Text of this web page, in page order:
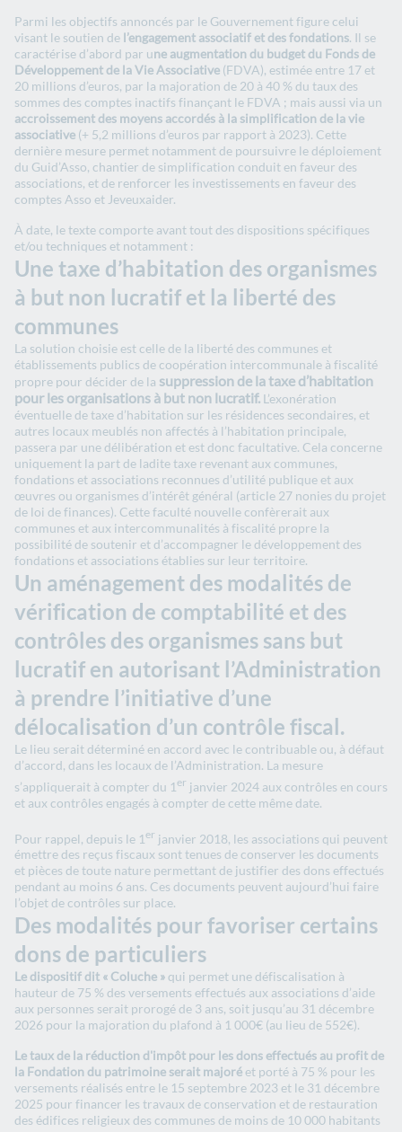
Parmi les objectifs annoncés par le Gouvernement figure celui
visant le soutien de l’engagement associatif et des fondations. Il se
caractérise d’abord par une augmentation du budget du Fonds de
Développement de la Vie Associative (FDVA), estimée entre 17 et
20 millions d’euros, par la majoration de 20 à 40 % du taux des
sommes des comptes inactifs finançant le FDVA ; mais aussi via un
accroissement des moyens accordés à la simplification de la vie
associative (+ 5,2 millions d’euros par rapport à 2023). Cette
dernière mesure permet notamment de poursuivre le déploiement
du Guid’Asso, chantier de simplification conduit en faveur des
associations, et de renforcer les investissements en faveur des
comptes Asso et Jeveuxaider.
À date, le texte comporte avant tout des dispositions spécifiques
et/ou techniques et notamment :
Une taxe d’habitation des organismes
à but non lucratif et la liberté des
communes
La solution choisie est celle de la liberté des communes et
établissements publics de coopération intercommunale à fiscalité
propre pour décider de la suppression de la taxe d’habitation
pour les organisations à but non lucratif. L’exonération
éventuelle de taxe d’habitation sur les résidences secondaires, et
autres locaux meublés non affectés à l’habitation principale,
passera par une délibération et est donc facultative. Cela concerne
uniquement la part de ladite taxe revenant aux communes,
fondations et associations reconnues d’utilité publique et aux
œuvres ou organismes d’intérêt général (article 27 nonies du projet
de loi de finances). Cette faculté nouvelle confèrerait aux
communes et aux intercommunalités à fiscalité propre la
possibilité de soutenir et d’accompagner le développement des
fondations et associations établies sur leur territoire.
Un aménagement des modalités de
vérification de comptabilité et des
contrôles des organismes sans but
lucratif en autorisant l’Administration
à prendre l’initiative d’une
délocalisation d’un contrôle fiscal.
Le lieu serait déterminé en accord avec le contribuable ou, à défaut
d’accord, dans les locaux de l’Administration. La mesure
s’appliquerait à compter du 1 er janvier 2024 aux contrôles en cours
et aux contrôles engagés à compter de cette même date.
Pour rappel, depuis le 1 er janvier 2018, les associations qui peuvent
émettre des reçus fiscaux sont tenues de conserver les documents
et pièces de toute nature permettant de justifier des dons effectués
pendant au moins 6 ans. Ces documents peuvent aujourd’hui faire
l’objet de contrôles sur place.
Des modalités pour favoriser certains
dons de particuliers
Le dispositif dit « Coluche »qui permet une défiscalisation à
hauteur de 75 % des versements effectués aux associations d’aide
aux personnes serait prorogé de 3 ans, soit jusqu’au 31 décembre
2026 pour la majoration du plafond à 1 000€ (au lieu de 552€).
Le taux de la réduction d'impôt pour les dons effectués au profit de
la Fondation du patrimoine serait majoré et porté à 75 % pour les
versements réalisés entre le 15 septembre 2023 et le 31 décembre
2025 pour financer les travaux de conservation et de restauration
des édifices religieux des communes de moins de 10 000 habitants